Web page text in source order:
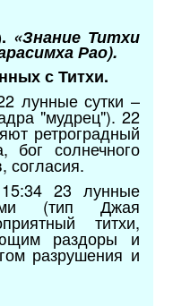
«Знание Титхи
Рао).
с Титхи.
лунные сутки –
"мудрец"). 22
ретроградный
солнечного
согласия.
23 лунные
(тип Джая
титхи,
раздоры и
разрушения и